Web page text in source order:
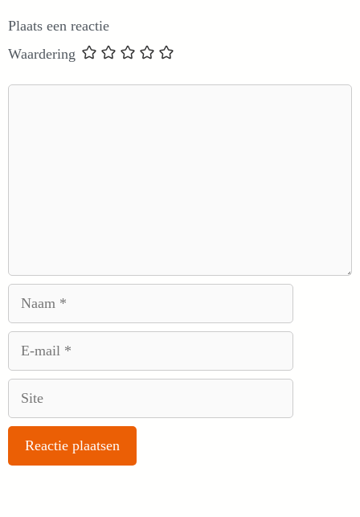
Plaats een reactie
Waardering